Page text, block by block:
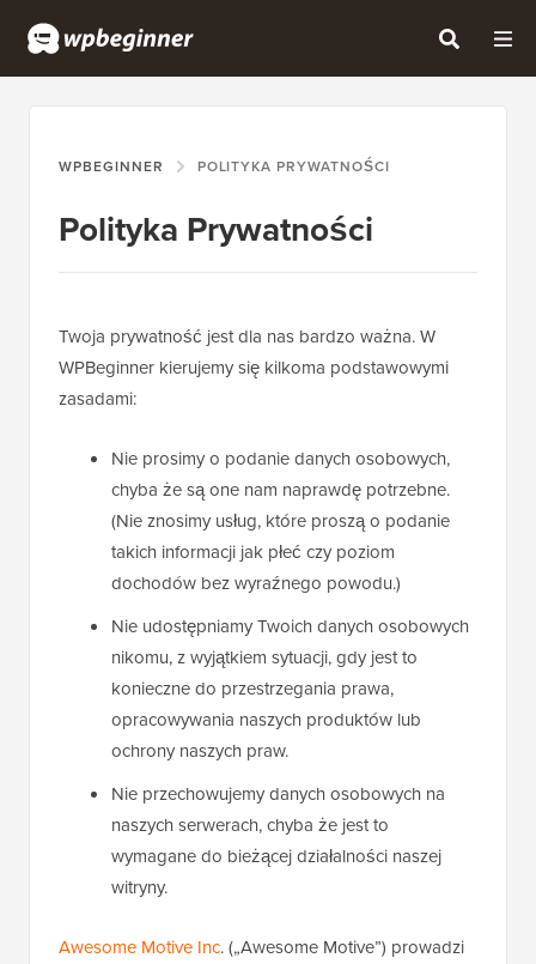
WPBEGINNER POLITYKA PRYWATNOŚCI
Polityka Prywatności
Twoja prywatność jest dla nas bardzo ważna. W
WPBeginner kierujemy się kilkoma podstawowymi
zasadami:
Nie prosimy o podanie danych osobowych,
chyba że są one nam naprawdę potrzebne.
(Nie znosimy usług, które proszą o podanie
takich informacji jak płeć czy poziom
dochodów bez wyraźnego powodu.)
Nie udostępniamy Twoich danych osobowych
nikomu, z wyjątkiem sytuacji, gdy jest to
konieczne do przestrzegania prawa,
opracowywania naszych produktów lub
ochrony naszych praw.
Nie przechowujemy danych osobowych na
naszych serwerach, chyba że jest to
wymagane do bieżącej działalności naszej
witryny.
Awesome Motive Inc. („Awesome Motive”) prowadzi